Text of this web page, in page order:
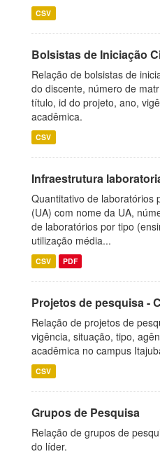
CSV
Bolsistas de Iniciação
Relação de bolsistas de
do discente, número de
título, id do projeto, ano,
acadêmica.
CSV
Infraestrutura
Quantitativo de laboratórios
(UA) com nome da UA,
de laboratórios por tipo
utilização média...
CSV PDF
Projetos de pesquisa -
Relação de projetos de
vigência, situação, tipo,
acadêmica no campus
CSV
Grupos de Pesquisa
Relação de grupos de
do líder.